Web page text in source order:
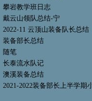
攀岩教学班日志
戴云山领队总结-宁
2022-11 云顶山装备队长总结
装备部长总结
随笔
长泰流水队记
澳溪装备总结
2021-2022装备部长上半学期